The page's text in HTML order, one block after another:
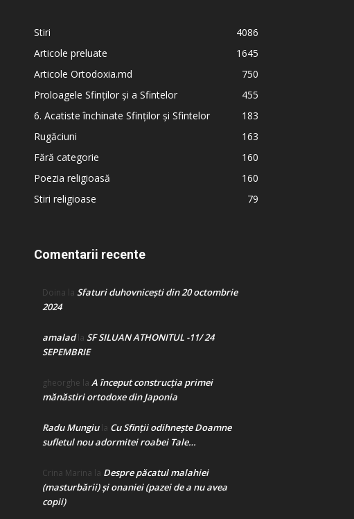
Stiri
4086
Articole preluate
1645
Articole Ortodoxia.md
750
Proloagele Sfinților și a Sfintelor
455
6. Acatiste închinate Sfinților și Sfintelor
183
Rugăciuni
163
Fără categorie
160
Poezia religioasă
160
Stiri religioase
79
Comentarii recente
Doina la Sfaturi duhovnicești din 20 octombrie
2024
amaladla SF SILUAN ATHONITUL -11/ 24
SEPEMBRIE
gheorghe la A început construcţia primei
mănăstiri ortodoxe din Japonia
Radu Mungiula Cu Sfinții odihnește Doamne
sufletul nou adormitei roabei Tale…
Crina Marina la Despre păcatul malahiei
(masturbării) şi onaniei (pazei de a nu avea
copii)